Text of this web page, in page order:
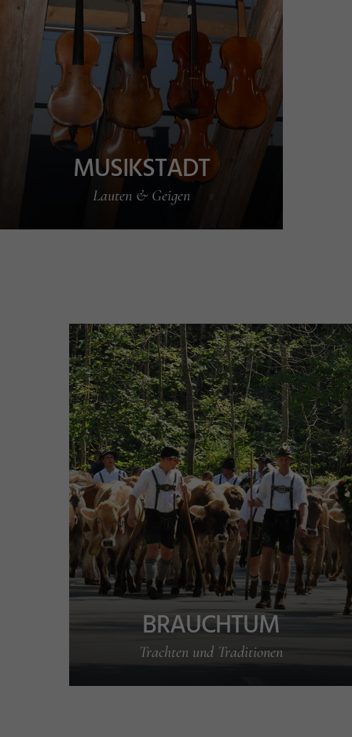
MUSIKSTADT
Lauten & Geigen
BRAUCHTUM
Trachten und Traditionen